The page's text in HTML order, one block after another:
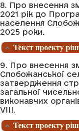
8. Про внесення
2021 рік до
населення
2025 роки.
Текст проекту
9. Про внесення
Слобожанської
затвердження
загальної
виконавчих
VIII.
Текст проекту